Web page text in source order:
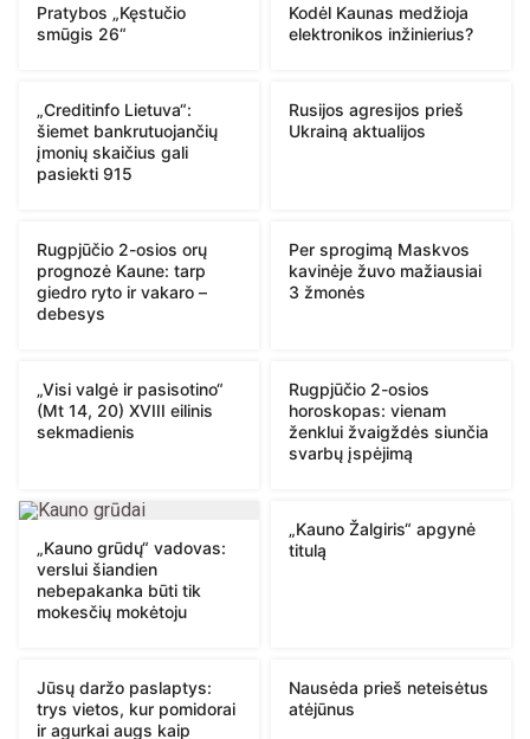
Pratybos „Kęstučio
smūgis 26“
Kodėl Kaunas medžioja
elektronikos inžinierius?
„Creditinfo Lietuva“:
šiemet bankrutuojančių
įmonių skaičius gali
pasiekti 915
Rusijos agresijos prieš
Ukrainą aktualijos
Rugpjūčio 2-osios orų
prognozė Kaune: tarp
giedro ryto ir vakaro –
debesys
Per sprogimą Maskvos
kavinėje žuvo mažiausiai
3 žmonės
„Visi valgė ir pasisotino“
(Mt 14, 20) XVIII eilinis
sekmadienis
Rugpjūčio 2-osios
horoskopas: vienam
ženklui žvaigždės siunčia
svarbų įspėjimą
„Kauno grūdų“ vadovas:
verslui šiandien
nebepakanka būti tik
mokesčių mokėtoju
„Kauno Žalgiris“ apgynė
titulą
Jūsų daržo paslaptys:
trys vietos, kur pomidorai
ir agurkai augs kaip
Nausėda prieš neteisėtus
atėjūnus